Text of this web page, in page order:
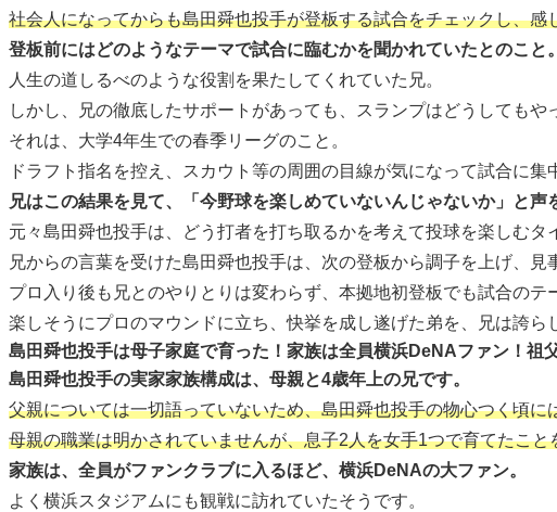
社会人になってからも島田舜也投手が登板する試合をチェックし、
登板前にはどのようなテーマで試合に臨むかを聞かれていたとのこと。
人生の道しるべのような役割を果たしてくれていた兄。
しかし、兄の徹底したサポートがあっても、スランプはどうしてもや
それは、大学4年生での春季リーグのこと。
ドラフト指名を控え、スカウト等の周囲の目線が気になって試合に
兄はこの結果を見て、「今野球を楽しめていないんじゃないか」と声
元々島田舜也投手は、どう打者を打ち取るかを考えて投球を楽しむタ
兄からの言葉を受けた島田舜也投手は、次の登板から調子を上げ、見
プロ入り後も兄とのやりとりは変わらず、本拠地初登板でも試合の
楽しそうにプロのマウンドに立ち、快挙を成し遂げた弟を、兄は誇ら
島田舜也投手は母子家庭で育った！家族は全員横浜DeNAファン！祖
島田舜也投手の実家家族構成は、母親と4歳年上の兄です。
父親については一切語っていないため、島田舜也投手の物心つく頃
母親の職業は明かされていませんが、息子2人を女手1つで育てたこ
家族は、全員がファンクラブに入るほど、横浜DeNAの大ファン。
よく横浜スタジアムにも観戦に訪れていたそうです。